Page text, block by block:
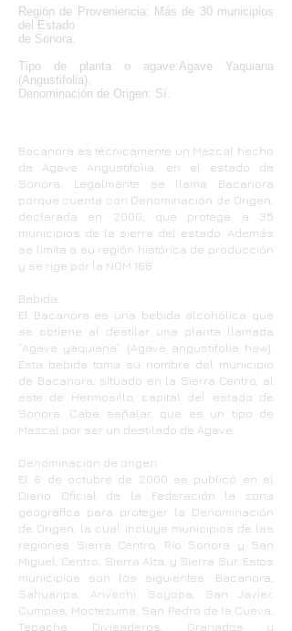
Región de Proveniencia: Más de 30 municipios
del Estado
de Sonora.
Tipo de planta o agave:Agave Yaquiana
(Angustifolia).
Denominación de Origen: Sí.
Bacanora es técnicamente un Mezcal hecho
de Agave Angustifolia, en el estado de
Sonora. Legalmente se llama Bacanora
porque cuenta con Denominación de Origen,
declarada en 2000, que protege a 35
municipios de la sierra del estado. Además
se limita a su región histórica de producción
y se rige por la NOM 168.
Bebida
El Bacanora es una bebida alcohólica que
se obtiene al destilar una planta llamada
“Agave yaquiana” (Agave angustifolia haw).
Esta bebida toma su nombre del municipio
de Bacanora, situado en la Sierra Centro, al
este de Hermosillo, capital del estado de
Sonora. Cabe señalar, que es un tipo de
Mezcal por ser un destilado de Agave.
Denominación de origen
El 6 de octubre de 2000 se publicó en el
Diario Oficial de la Federación la zona
geográfica para proteger la Denominación
de Origen, la cual incluye municipios de las
regiones Sierra Centro, Río Sonora y San
Miguel; Centro; Sierra Alta, y Sierra Sur. Estos
municipios son los siguientes: Bacanora,
Sahuaripa, Arivechi, Soyopa, San Javier,
Cumpas, Moctezuma, San Pedro de la Cueva,
Tepache, Divisaderos, Granados y